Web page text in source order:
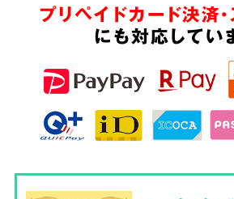
プリペイドカード決済
にも対応してい